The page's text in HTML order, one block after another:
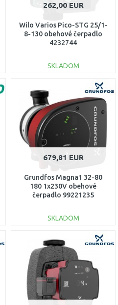
262,00 EUR
Wilo Varios Pico-STG 25/1-
8-130 obehové čerpadlo
4232744
SKLADOM
Porovnať
679,81 EUR
Grundfos Magna1 32-80
180 1x230V obehové
čerpadlo 99221235
SKLADOM
DO KOŠÍKA
Porovnať